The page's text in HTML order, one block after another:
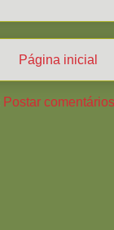
Página inicial
Postar